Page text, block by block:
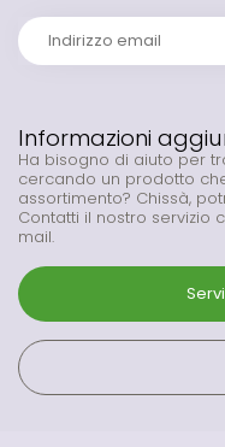
Informazioni
Ha bisogno di aiuto per
cercando un prodotto
assortimento? Chissà,
Contatti il nostro servizio
mail.